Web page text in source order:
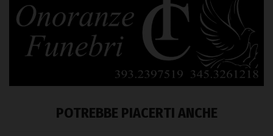
POTREBBE PIACERTI ANCHE